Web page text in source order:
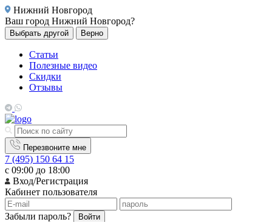
Нижний Новгород
Ваш город Нижний Новгород?
Выбрать другой Верно
Статьи
Полезные видео
Скидки
Отзывы
Перезвоните мне
7 (495) 150 64 15
с 09:00 до 18:00
Вход/Регистрация
Кабинет пользователя
Забыли пароль? Войти